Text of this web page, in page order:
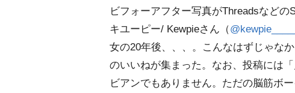
ビフォーアフター写真がThreadsなど
キユーピー/ Kewpieさん（
女の20年後、、、。こんなはずじゃな
のいいねが集まった。なお、投稿には
ビアンでもありません。ただの脳筋ボ